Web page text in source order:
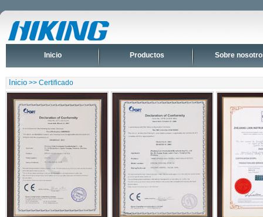
Inicio Productos Sobre
Inicio >> Certificado